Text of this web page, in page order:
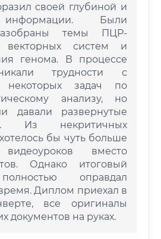
своей глубиной и
Были
темы ПЦР-
векторных систем и
генома. В процессе
трудности с
некоторых задач по
анализу, но
давали развернутые
Из некритичных
бы чуть больше
видеоуроков вместо
Однако итоговый
оправдал
Диплом приехал в
все оригиналы
документов на руках.